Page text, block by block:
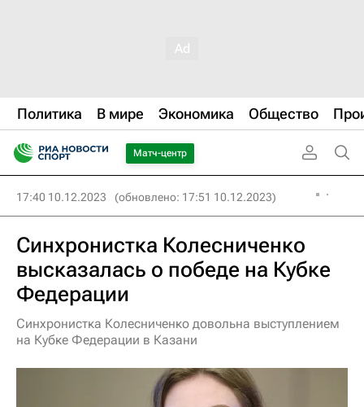
Политика В мире Экономика Общество
Матч-центр
17:40 10.12.2023 (обновлено: 17:51 10.12.2023)
Синхронистка Колесниченко
высказалась о победе на Кубке
Федерации
Синхронистка Колесниченко довольна выступлением
на Кубке Федерации в Казани